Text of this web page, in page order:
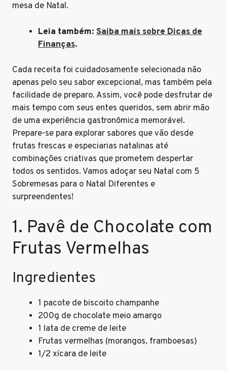
mesa de Natal.
Leia também: Saiba mais sobre Dicas de
Finanças.
Cada receita foi cuidadosamente selecionada não
apenas pelo seu sabor excepcional, mas também pela
facilidade de preparo. Assim, você pode desfrutar de
mais tempo com seus entes queridos, sem abrir mão
de uma experiência gastronômica memorável.
Prepare-se para explorar sabores que vão desde
frutas frescas e especiarias natalinas até
combinações criativas que prometem despertar
todos os sentidos. Vamos adoçar seu Natal com 5
Sobremesas para o Natal Diferentes e
surpreendentes!
1. Pavê de Chocolate com
Frutas Vermelhas
Ingredientes
1 pacote de biscoito champanhe
200g de chocolate meio amargo
1 lata de creme de leite
Frutas vermelhas (morangos, framboesas)
1/2 xícara de leite